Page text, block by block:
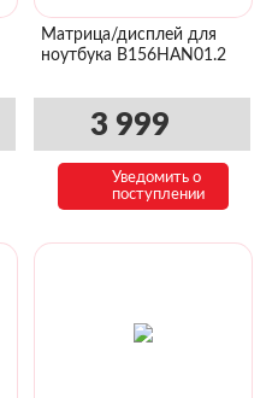
Матрица/дисплей для
ноутбука B156HAN01.2
3 999
Уведомить о
поступлении